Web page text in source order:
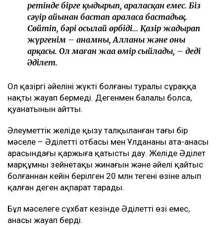
ретінде бірге қыдырып, араласқан емес. Біз
сәуір айынан бастап араласа бастадық.
Сөйтіп, бәрі осылай өрбіді... Қазір жадырап
жүргенім – анамның, Алланың және оның
арқасы. Ол маған жаңа өмір сыйлады, – деді
Әділет.
Ол қазіргі әйелінің жүкті болғаны туралы сұраққа
нақты жауап бермеді. Дегенмен балалы болса,
қуанатынын айтты.
Әлеуметтік желіде қызу талқыланған тағы бір
мәселе – Әділеттің отбасы мен Ұлдананың ата-анасы
арасындағы қаржыға қатысты дау. Желіде Әділет
марқұмның зейнетақы жинағын және әйелі қайтыс
болғаннан кейін берілген 20 млн теңгені өзіне алып
қалған деген ақпарат тарады.
Бұл мәселеге сұхбат кезінде Әділеттің өзі емес,
анасы жауап берді.